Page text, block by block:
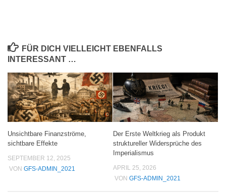
FÜR DICH VIELLEICHT EBENFALLS
INTERESSANT …
Unsichtbare Finanzströme,
sichtbare Effekte
SEPTEMBER 12, 2025
VON GFS-ADMIN_2021
Der Erste Weltkrieg als Produkt
struktureller Widersprüche des
Imperialismus
APRIL 25, 2026
VON GFS-ADMIN_2021